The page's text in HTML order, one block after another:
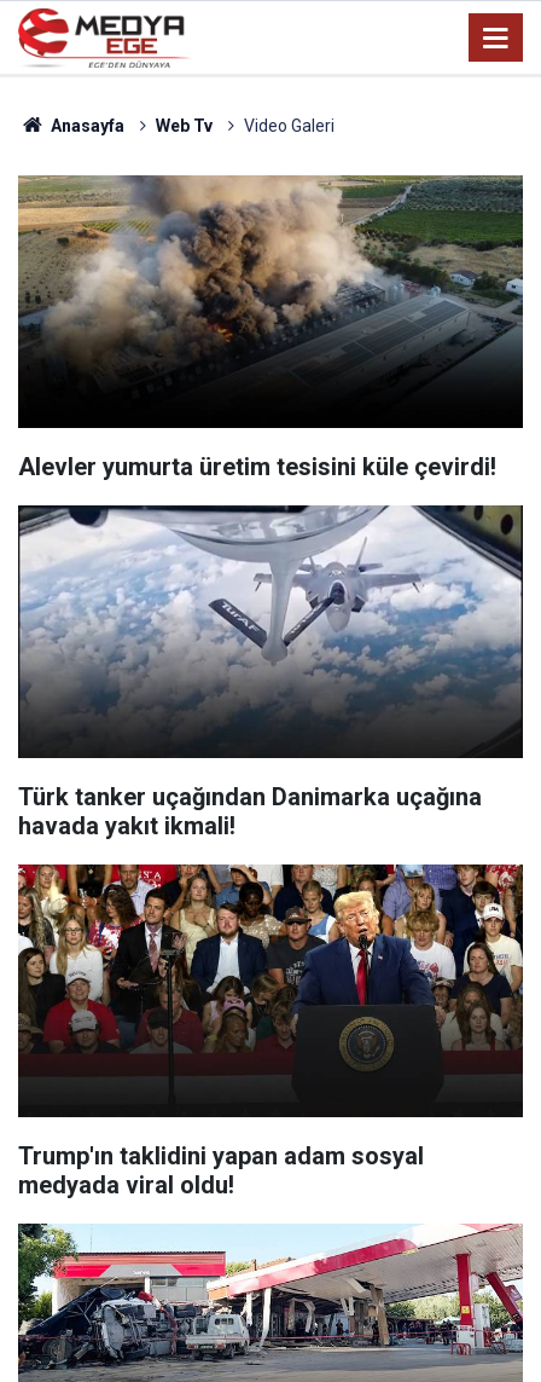
Anasayfa Web Tv Video Galeri
Alevler yumurta üretim tesisini küle çevirdi!
Türk tanker uçağından Danimarka uçağına
havada yakıt ikmali!
Trump'ın taklidini yapan adam sosyal
medyada viral oldu!